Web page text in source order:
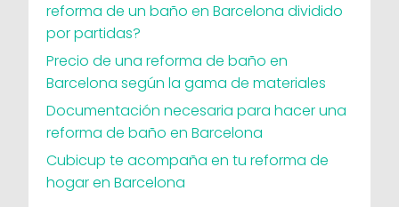
reforma de un baño en Barcelona dividido
por partidas?
Precio de una reforma de baño en
Barcelona según la gama de materiales
Documentación necesaria para hacer una
reforma de baño en Barcelona
Cubicup te acompaña en tu reforma de
hogar en Barcelona